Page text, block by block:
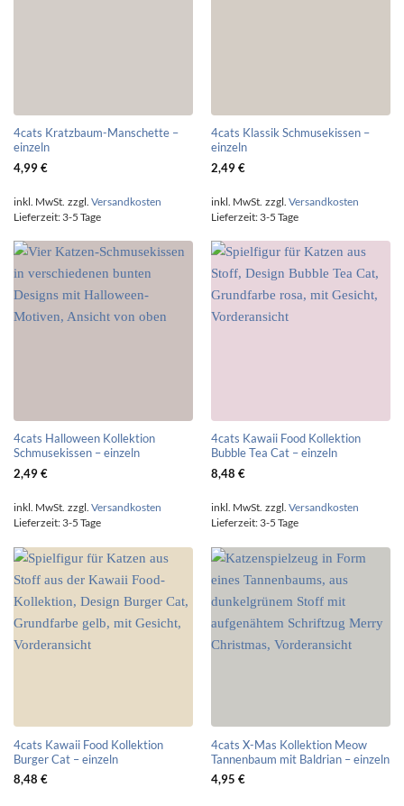
4cats Kratzbaum-Manschette –
einzeln
4,99€
inkl. MwSt. zzgl. Versandkosten
Lieferzeit: 3-5 Tage
4cats Klassik Schmusekissen –
einzeln
2,49€
inkl. MwSt. zzgl. Versandkosten
Lieferzeit: 3-5 Tage
4cats Halloween Kollektion
Schmusekissen – einzeln
2,49€
inkl. MwSt. zzgl. Versandkosten
Lieferzeit: 3-5 Tage
4cats Kawaii Food Kollektion
Bubble Tea Cat – einzeln
8,48 €
inkl. MwSt. zzgl. Versandkosten
Lieferzeit: 3-5 Tage
4cats Kawaii Food Kollektion
Burger Cat – einzeln
8,48 €
4cats X-Mas Kollektion Meow
Tannenbaum mit Baldrian – einzeln
4,95 €